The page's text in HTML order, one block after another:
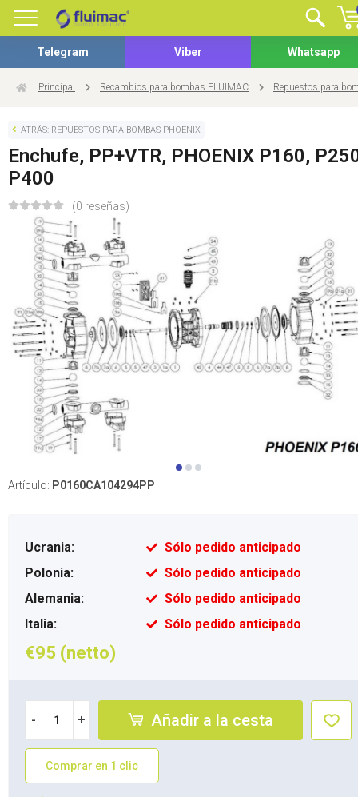
Telegram Viber Whatsapp
Principal Recambios para bombas FLUIMAC Repuestos para
ATRÁS: REPUESTOS PARA BOMBAS PHOENIX
Enchufe, PP+VTR, PHOENIX P160,
P400
(0 reseñas)
Artículo: P0160CA104294PP
Ucrania:
Sólo pedido anticipado
Polonia:
Sólo pedido anticipado
Alemania:
Sólo pedido anticipado
Italia:
Sólo pedido anticipado
€95 (netto)
- + Añadir a la cesta
Comprar en 1 clic